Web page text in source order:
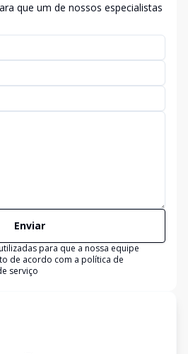
que um de nossos especialistas
Enviar
para que a nossa equipe
de acordo com a política de
serviço